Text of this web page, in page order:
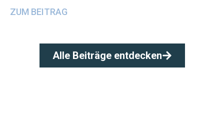
ZUM BEITRAG
Alle Beiträge entdecken